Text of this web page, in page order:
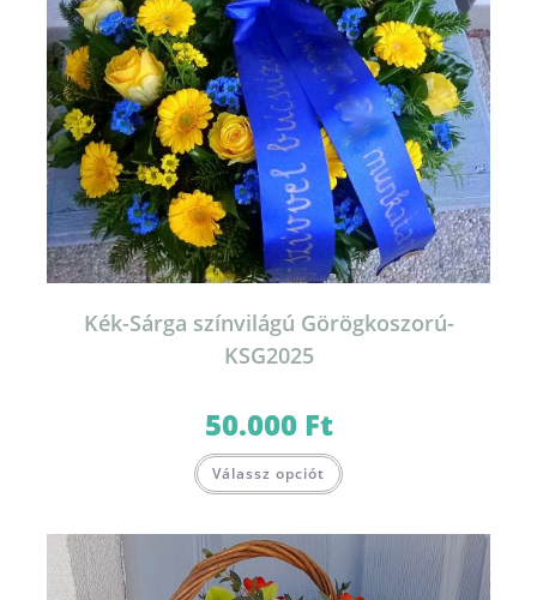
Kék-Sárga színvilágú Görögkoszorú-
KSG2025
50.000 Ft
Válassz opciót